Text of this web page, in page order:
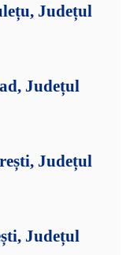
Județul
Județul
Județul
Județul